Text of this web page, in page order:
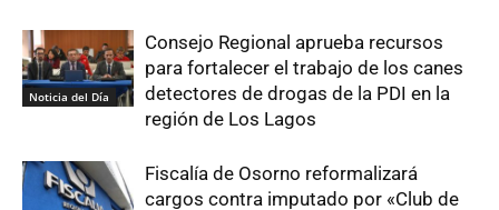
Noticia del Día
Consejo Regional aprueba recursos
para fortalecer el trabajo de los canes
detectores de drogas de la PDI en la
región de Los Lagos
Fiscalía de Osorno reformalizará
cargos contra imputado por «Club de